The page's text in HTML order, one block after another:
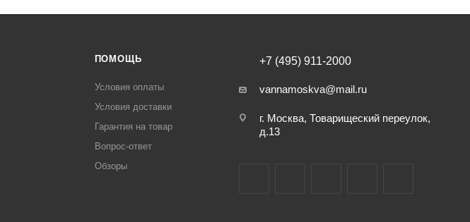
ПОМОЩЬ
Условия оплаты
Условия доставки
Гарантия на товар
Вопрос-ответ
Обзоры
+7 (495) 911-2000
vannamoskva@mail.ru
г. Москва, Товарищеский переулок,
д.13